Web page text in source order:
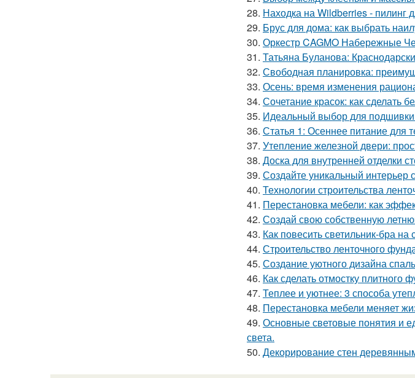
28. Находка на Wildberries - пилинг
29. Брус для дома: как выбрать
30. Оркестр CAGMO Набережные
31. Татьяна Буланова:
32. Свободная планировка:
33. Осень: время изменения
34. Сочетание красок: как сделать
35. Идеальный выбор для
36. Статья 1: Осеннее питание для
37. Утепление железной двери:
38. Доска для внутренней отделки
39. Создайте уникальный
40. Технологии строительства
41. Перестановка мебели: как
42. Создай свою собственную
43. Как повесить светильник-бра на
44. Строительство ленточного
45. Создание уютного дизайна
46. Как сделать отмостку плитного
47. Теплее и уютнее: 3 способа
48. Перестановка мебели меняет
49. Основные световые понятия и
света.
50. Декорирование стен